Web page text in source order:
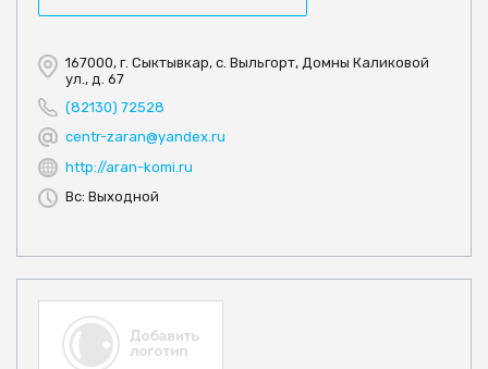
167000, г. Сыктывкар, с. Выльгорт, Домны Каликовой
ул., д. 67
(82130) 72528
centr-zaran@yandex.ru
http://aran-komi.ru
Вс: Выходной